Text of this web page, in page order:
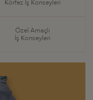
Körfez İş Konseyleri
Özel Amaçlı
İş Konseyleri